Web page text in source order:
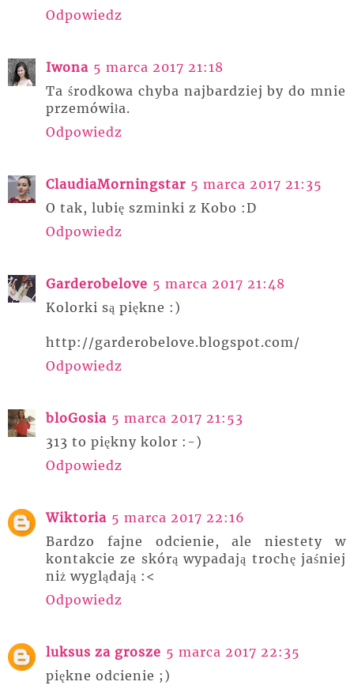
Odpowiedz
Iwona 5 marca 2017 21:18
Ta środkowa chyba najbardziej by do mnie
przemówiła.
Odpowiedz
ClaudiaMorningstar 5 marca 2017 21:35
O tak, lubię szminki z Kobo :D
Odpowiedz
Garderobelove 5 marca 2017 21:48
Kolorki są piękne :)
http://garderobelove.blogspot.com/
Odpowiedz
bloGosia 5 marca 2017 21:53
313 to piękny kolor :-)
Odpowiedz
Wiktoria 5 marca 2017 22:16
Bardzo fajne odcienie, ale niestety w
kontakcie ze skórą wypadają trochę jaśniej
niż wyglądają :<
Odpowiedz
luksus za grosze 5 marca 2017 22:35
piękne odcienie ;)